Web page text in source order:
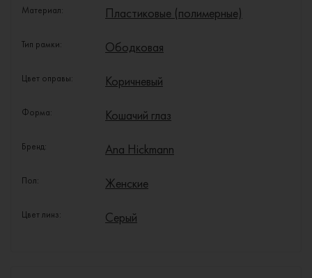
Материал: Пластиковые (полимерные)
Тип рамки: Ободковая
Цвет оправы: Коричневый
Форма: Кошачий глаз
Бренд: Ana Hickmann
Пол: Женские
Цвет линз: Серый